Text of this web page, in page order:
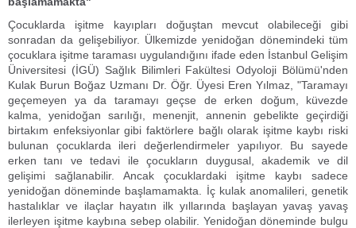
Çocuklarda işitme kayıpları doğuştan mevcut olabileceği gibi
sonradan da gelişebiliyor. Ülkemizde yenidoğan dönemindeki tüm
çocuklara işitme taraması uygulandığını ifade eden İstanbul Gelişim
Üniversitesi (İGÜ) Sağlık Bilimleri Fakültesi Odyoloji Bölümü'nden
Kulak Burun Boğaz Uzmanı Dr. Öğr. Üyesi Eren Yılmaz, "Taramayı
geçemeyen ya da taramayı geçse de erken doğum, küvezde
kalma, yenidoğan sarılığı, menenjit, annenin gebelikte geçirdiği
birtakım enfeksiyonlar gibi faktörlere bağlı olarak işitme kaybı riski
bulunan çocuklarda ileri değerlendirmeler yapılıyor. Bu sayede
erken tanı ve tedavi ile çocukların duygusal, akademik ve dil
gelişimi sağlanabilir. Ancak çocuklardaki işitme kaybı sadece
yenidoğan döneminde başlamamakta. İç kulak anomalileri, genetik
hastalıklar ve ilaçlar hayatın ilk yıllarında başlayan yavaş yavaş
ilerleyen işitme kaybına sebep olabilir. Yenidoğan döneminde bulgu